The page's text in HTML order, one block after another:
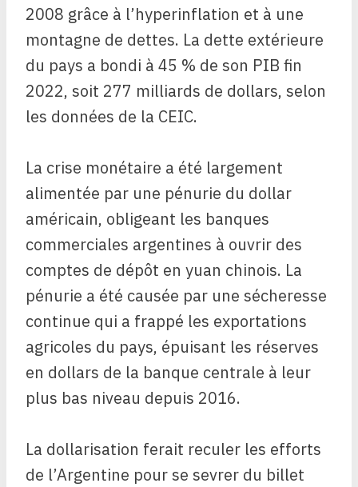
2008 grâce à l’hyperinflation et à une
montagne de dettes. La dette extérieure
du pays a bondi à 45 % de son PIB fin
2022, soit 277 milliards de dollars, selon
les données de la CEIC.
La crise monétaire a été largement
alimentée par une pénurie du dollar
américain, obligeant les banques
commerciales argentines à ouvrir des
comptes de dépôt en yuan chinois. La
pénurie a été causée par une sécheresse
continue qui a frappé les exportations
agricoles du pays, épuisant les réserves
en dollars de la banque centrale à leur
plus bas niveau depuis 2016.
La dollarisation ferait reculer les efforts
de l’Argentine pour se sevrer du billet